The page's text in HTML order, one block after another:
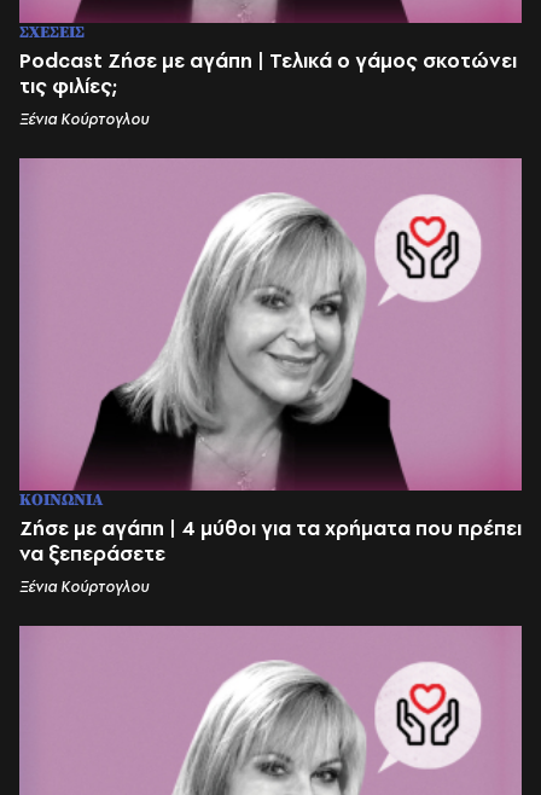
ΣΧΕΣΕΙΣ
Podcast Ζήσε με αγάπη | Τελικά ο γάμος σκοτώνει
τις φιλίες;
Ξένια Κούρτογλου
ΚΟΙΝΩΝΙΑ
Ζήσε με αγάπη | 4 μύθοι για τα χρήματα που πρέπει
να ξεπεράσετε
Ξένια Κούρτογλου